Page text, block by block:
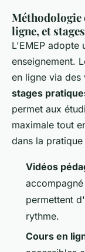
Méthodologie
ligne, et
L'EMEP adopte
enseignement.
en ligne via des
stages
permet aux
maximale tout
dans la
Vidéos
permettent
rythme.
Cours en